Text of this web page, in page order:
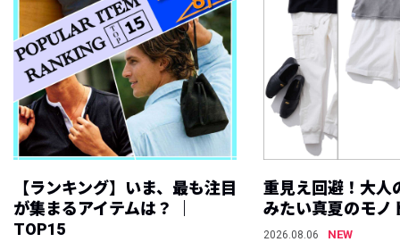
【ランキング】いま、最も注目
が集まるアイテムは？ ｜
TOP15
重見え回避！大人
みたい真夏のモノ
2026.08.06
NEW